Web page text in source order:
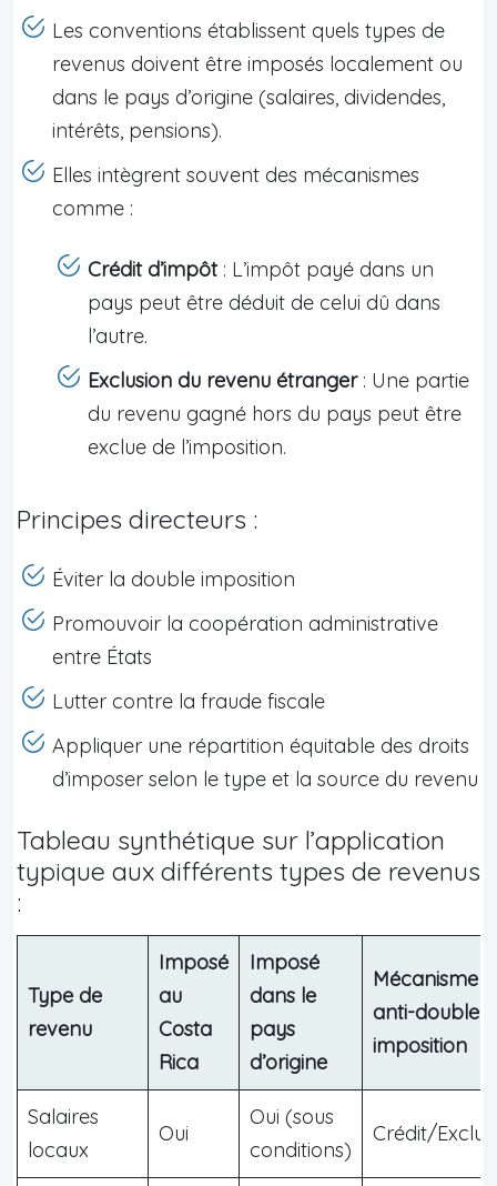
Les conventions établissent quels types de
revenus doivent être imposés localement ou
dans le pays d’origine (salaires, dividendes,
intérêts, pensions).
Elles intègrent souvent des mécanismes
comme :
Crédit d’impôt: L’impôt payé dans un
pays peut être déduit de celui dû dans
l’autre.
Exclusion du revenu étranger: Une partie
du revenu gagné hors du pays peut être
exclue de l’imposition.
Principes directeurs :
Éviter la double imposition
Promouvoir la coopération administrative
entre États
Lutter contre la fraude fiscale
Appliquer une répartition équitable des droits
d’imposer selon le type et la source du revenu
Tableau synthétique sur l’application
typique aux différents types de revenus
:
Type de
revenu
Imposé
au
Costa
Rica
Imposé
dans le
pays
d’origine
Mécanisme
anti-double
imposition
Salaires
locaux
Oui
Oui (sous
conditions)
Crédit/